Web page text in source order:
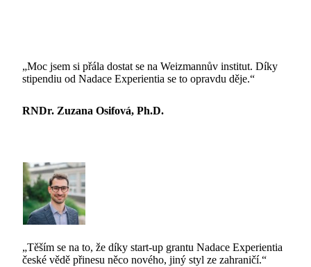
„Moc jsem si přála dostat se na Weizmannův institut. Díky
stipendiu od Nadace Experientia se to opravdu děje.“
RNDr. Zuzana Osifová, Ph.D.
„Těším se na to, že díky start-up grantu Nadace Experientia
české vědě přinesu něco nového, jiný styl ze zahraničí.“